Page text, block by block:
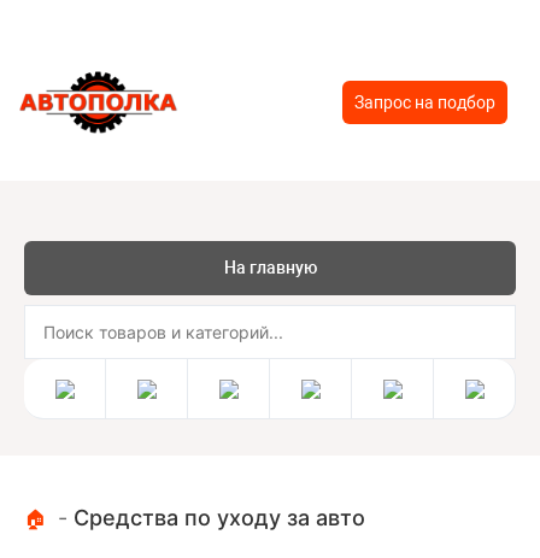
Запрос на подбор
На главную
🏠 - Средства по уходу за авто